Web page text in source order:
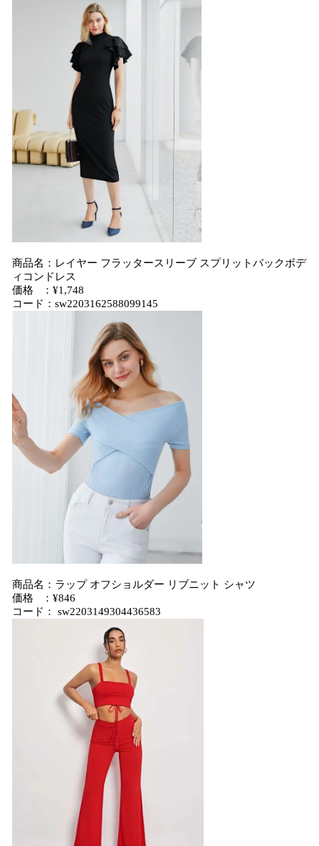
商品名：レイヤー フラッタースリーブ スプリットバックボデ
ィコンドレス
価格 ：¥1,748
コード：sw2203162588099145
商品名：ラップ オフショルダー リブニット シャツ
価格 ：¥846
コード： sw2203149304436583